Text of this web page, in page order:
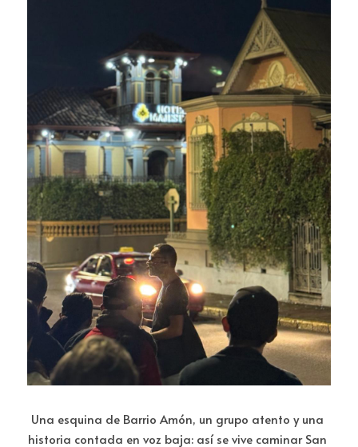
Una esquina de Barrio Amón, un grupo atento y una
historia contada en voz baja: así se vive caminar San